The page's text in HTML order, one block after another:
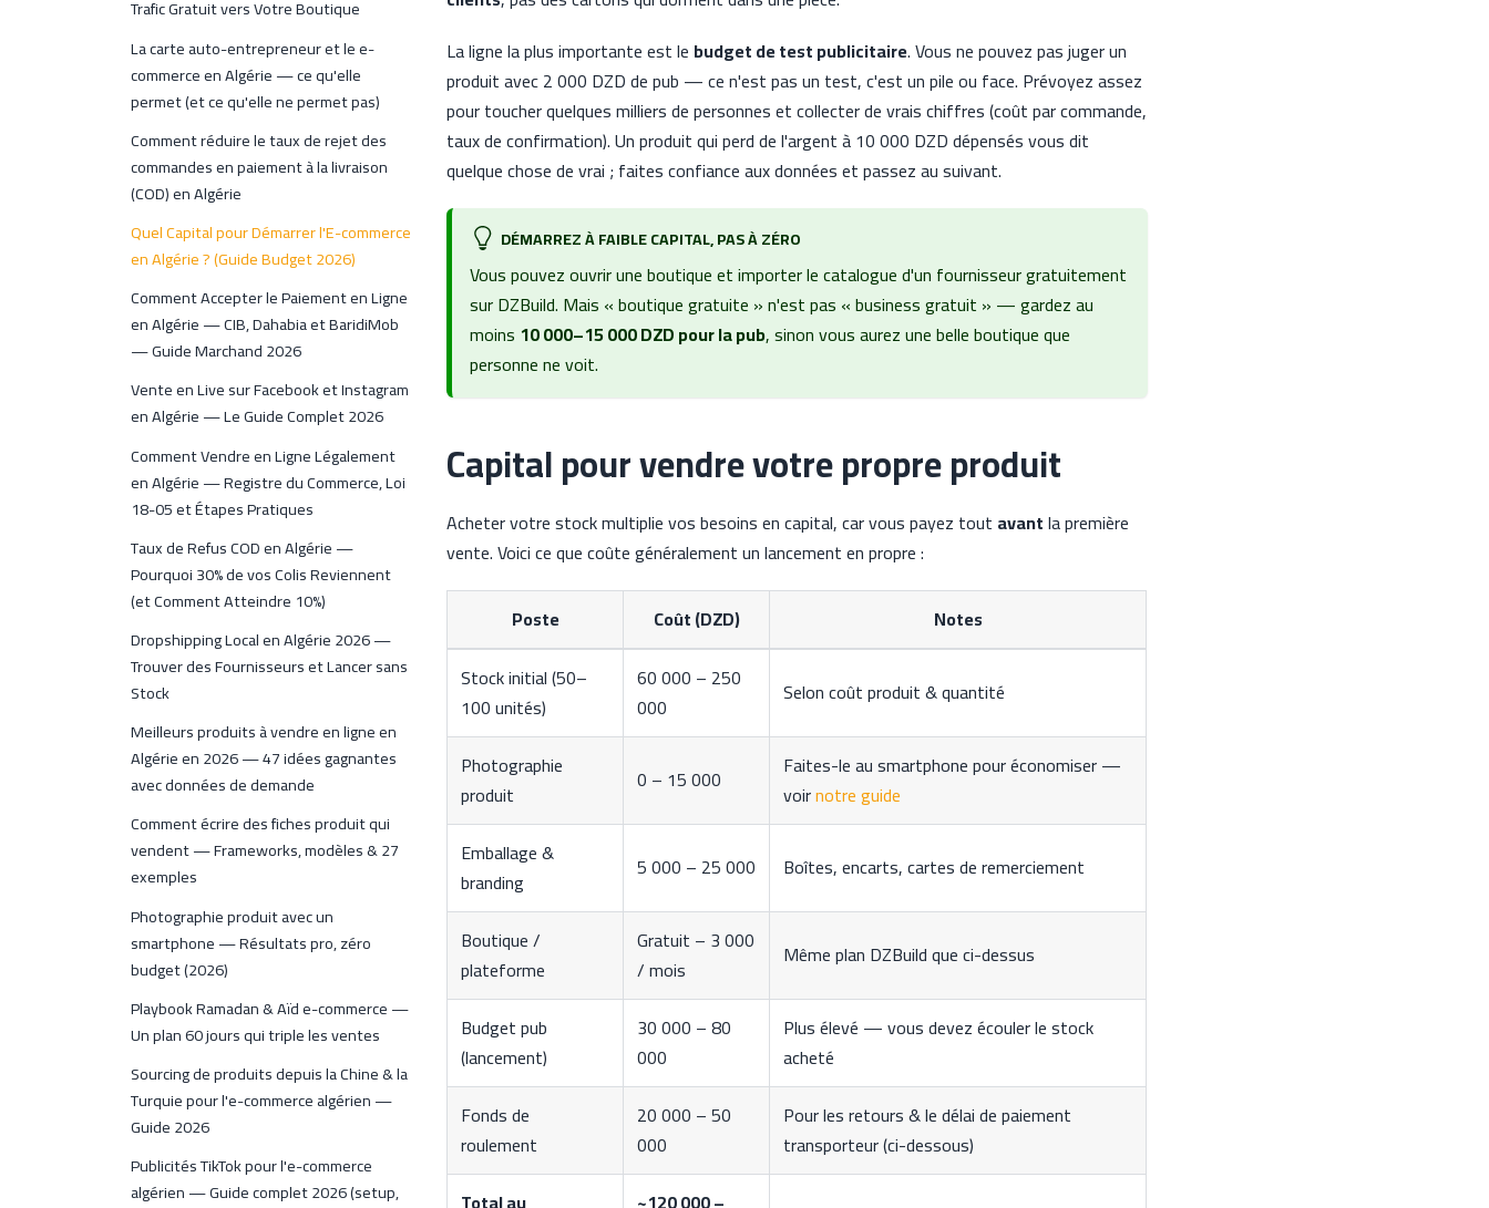
Trafic Gratuit vers Votre Boutique
La carte auto-entrepreneur et le e-
commerce en Algérie — ce qu'elle
permet (et ce qu'elle ne permet pas)
Comment réduire le taux de rejet des
commandes en paiement à la livraison
(COD) en Algérie
Quel Capital pour Démarrer l'E-commerce
en Algérie ? (Guide Budget 2026)
Comment Accepter le Paiement en Ligne
en Algérie — CIB, Dahabia et BaridiMob
— Guide Marchand 2026
Vente en Live sur Facebook et Instagram
en Algérie — Le Guide Complet 2026
Comment Vendre en Ligne Légalement
en Algérie — Registre du Commerce, Loi
18-05 et Étapes Pratiques
Taux de Refus COD en Algérie —
Pourquoi 30% de vos Colis Reviennent
(et Comment Atteindre 10%)
Dropshipping Local en Algérie 2026 —
Trouver des Fournisseurs et Lancer sans
Stock
Meilleurs produits à vendre en ligne en
Algérie en 2026 — 47 idées gagnantes
avec données de demande
Comment écrire des fiches produit qui
vendent — Frameworks, modèles & 27
exemples
Photographie produit avec un
smartphone — Résultats pro, zéro
budget (2026)
Playbook Ramadan & Aïd e-commerce —
Un plan 60 jours qui triple les ventes
Sourcing de produits depuis la Chine & la
Turquie pour l'e-commerce algérien —
Guide 2026
Publicités TikTok pour l'e-commerce
algérien — Guide complet 2026 (setup,
La ligne la plus importante est le budget de test publicitaire. Vous ne pouvez pas juger un
produit avec 2 000 DZD de pub — ce n'est pas un test, c'est un pile ou face. Prévoyez assez
pour toucher quelques milliers de personnes et collecter de vrais chiffres (coût par commande,
taux de confirmation). Un produit qui perd de l'argent à 10 000 DZD dépensés vous dit
quelque chose de vrai ; faites confiance aux données et passez au suivant.
DÉMARREZ À FAIBLE CAPITAL, PAS À ZÉRO
Vous pouvez ouvrir une boutique et importer le catalogue d'un fournisseur gratuitement
sur DZBuild. Mais « boutique gratuite » n'est pas « business gratuit » — gardez au
moins 10 000–15 000 DZD pour la pub, sinon vous aurez une belle boutique que
personne ne voit.
Capital pour vendre votre propre produit
Acheter votre stock multiplie vos besoins en capital, car vous payez tout avantla première
vente. Voici ce que coûte généralement un lancement en propre :
Poste
Coût (DZD)
Notes
Stock initial (50–
100 unités)
60 000 – 250
000
Selon coût produit & quantité
Photographie
produit
0 – 15 000
Faites-le au smartphone pour économiser —
voirnotre guide
Emballage &
branding
5 000 – 25 000 Boîtes, encarts, cartes de remerciement
Boutique /
plateforme
Gratuit – 3 000
/ mois
Même plan DZBuild que ci-dessus
Budget pub
(lancement)
30 000 – 80
000
Plus élevé — vous devez écouler le stock
acheté
Fonds de
roulement
20 000 – 50
000
Pour les retours & le délai de paiement
transporteur (ci-dessous)